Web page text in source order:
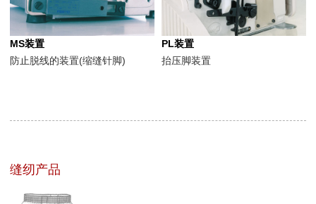
MS装置
防止脱线的装置(缩缝针脚)
PL装置
抬压脚装置
缝纫产品